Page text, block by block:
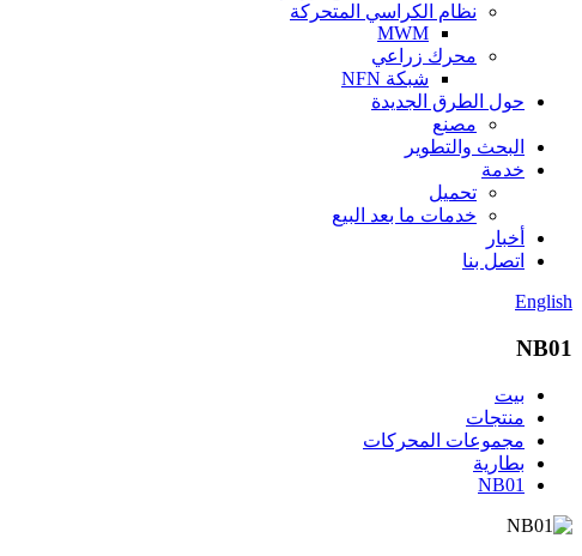
نظام الكراسي المتحركة
MWM
محرك زراعي
شبكة NFN
حول الطرق الجديدة
مصنع
البحث والتطوير
خدمة
تحميل
خدمات ما بعد البيع
أخبار
اتصل بنا
English
NB01
بيت
منتجات
مجموعات المحركات
بطارية
NB01